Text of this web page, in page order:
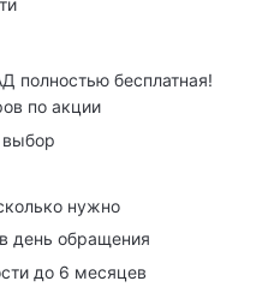
полностью бесплатная!
по акции
нужно
день обращения
до 6 месяцев